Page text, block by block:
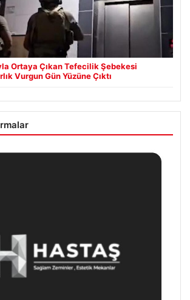
Ortaya Çıkan Tefecilik Şebekesi
Vurgun Gün Yüzüne Çıktı